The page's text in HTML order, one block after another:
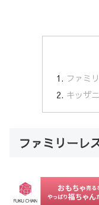
ファミ
キッザ
ファミリーレ